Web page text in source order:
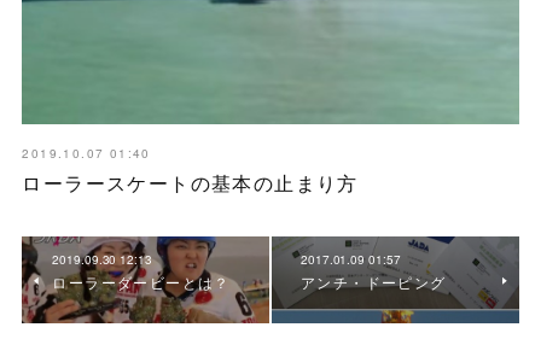
2019.10.07 01:40
ローラースケートの基本の止まり方
2019.09.30 12:13
ローラーダービーとは？
2017.01.09 01:57
アンチ・ドーピング